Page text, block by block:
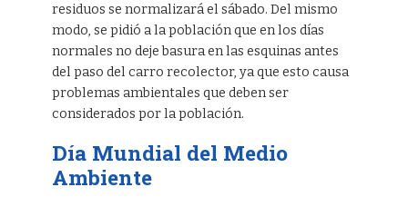
residuos se normalizará el sábado. Del mismo
modo, se pidió a la población que en los días
normales no deje basura en las esquinas antes
del paso del carro recolector, ya que esto causa
problemas ambientales que deben ser
considerados por la población.
Día Mundial del Medio
Ambiente